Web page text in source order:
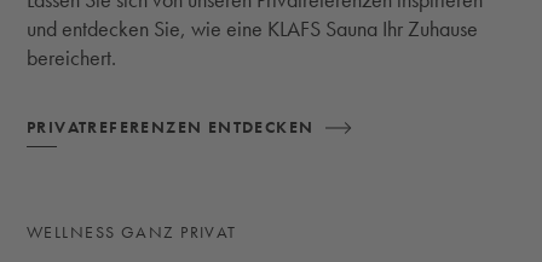
und entdecken Sie, wie eine KLAFS Sauna Ihr Zuhause
bereichert.
PRIVATREFERENZEN ENTDECKEN
WELLNESS GANZ PRIVAT